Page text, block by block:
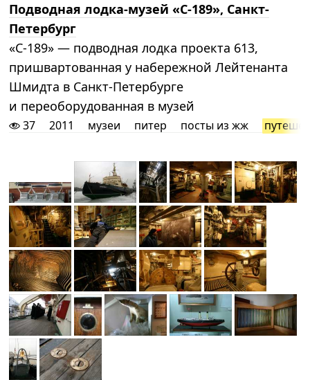
Подводная лодка-музей «С-189», Санкт-
Петербург
«С-189» — подводная лодка проекта 613,
пришвартованная у набережной Лейтенанта
Шмидта в Санкт-Петербурге
и переоборудованная в музей
37 2011 музеи питер посты из жж